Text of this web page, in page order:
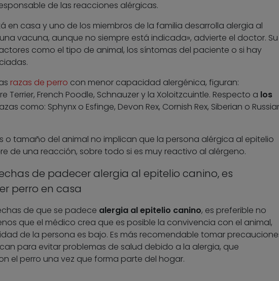
de las reacciones alérgicas.
en casa y uno de los miembros de la familia desarrolla alergia al
vacuna, aunque no siempre está indicada», advierte el doctor. Su
como el tipo de animal, los síntomas del paciente o si hay
razas de perro con menor capacidad alergénica, figuran:
Terrier, French Poodle, Schnauzer y la Xoloitzcuintle. Respecto a los
como: Sphynx o Esfinge, Devon Rex, Cornish Rex, Siberian o
o tamaño del animal no implican que la persona alérgica al epitelio
de una reacción, sobre todo si es muy reactivo al alérgeno.
de padecer alergia al epitelio canino, es
perro en casa
de que se padece alergia al epitelio canino, es preferible no
que el médico crea que es posible la convivencia con el animal,
de la persona es bajo. Es más recomendable tomar
para evitar problemas de salud debido a la alergia, que
el perro una vez que forma parte del hogar.